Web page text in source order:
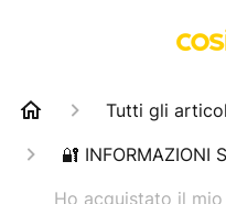
Tutti gli
🔐 INFORMAZIONI
Ho acquistato il